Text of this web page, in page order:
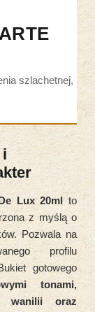
szlachetnej,
Lux 20ml to
z myślą o
Pozwala na
profilu
gotowego
tonami,
wanilii oraz